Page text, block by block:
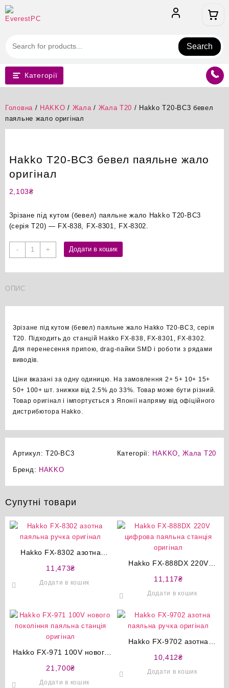
Перейти
до
Search
Категорії
Головна / HAKKO / Жала / Жала T20 / Hakko T20-BC3 бевел
паяльне жало оригінал
Hakko T20-BC3 бевел паяльне жало
оригінал
2,103₴
Зрізане під кутом (бевел) паяльне жало Hakko T20-BC3
(серія T20) — FX-838, FX-8301, FX-8302.
-
Hakko
T20-
паяльне
+ Додати в кошик
ОПИС
Зрізане під кутом (бевел) паяльне жало Hakko T20-BC3, серія
T20. Підходить до станцій Hakko FX-838, FX-8301, FX-8302.
Для перенесення припою, drag-пайки SMD і роботи з рядами
виводів.
Ціни вказані за одну одиницю. На замовлення 2+ 5+ 10+ 15+
50+ 100+ шт. знижки від 2.5% до 33%. Товар може бути різний.
Товар оригінал і імпортується з Японії напряму від офіційного
дистрибютора Hakko.
Артикул:T20-BC3 Категорії: HAKKO ,Жала T20
Бренд: HAKKO
Супутні товари
Hakko FX-8302 азотна
11,473₴
Додати в кошик
Hakko FX-888DX 220V
оригінал
11,117₴
Додати в кошик
Hakko FX-971 100V нового
оригінал
21,700₴
Додати в кошик
Hakko FX-9702 азотна
10,412₴
Додати в кошик